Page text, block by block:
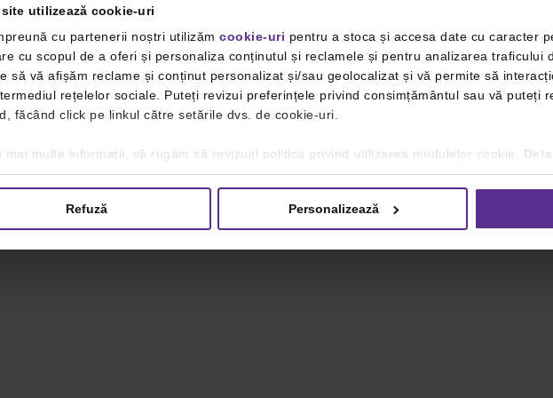
utilizează cookie-uri
cu partenerii noștri utilizăm cookie-uri pentru a stoca și accesa date cu caracter
cu scopul de a oferi și personaliza conținutul și reclamele și pentru analizarea traficului
să vă afișăm reclame și conținut personalizat și/sau geolocalizat și vă permite să
rețelelor sociale. Puteți revizui preferințele privind consimțământul sau vă puteți
făcând click pe linkul către setările dvs. de cookie-uri.
mai multe informații, vă rugăm să revizuiți politica privind utilizarea modulelor cookie.
Refuză Personalizează